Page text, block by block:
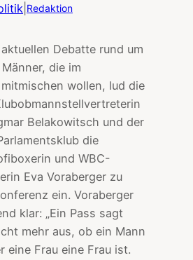
Redaktion
Debatte rund um
die im
wollen, lud die
Belakowitsch und der
die
und WBC-
Eva Voraberger zu
ein. Voraberger
klar: „Ein Pass sagt
mehr aus, ob ein Mann
eine Frau eine Frau ist.